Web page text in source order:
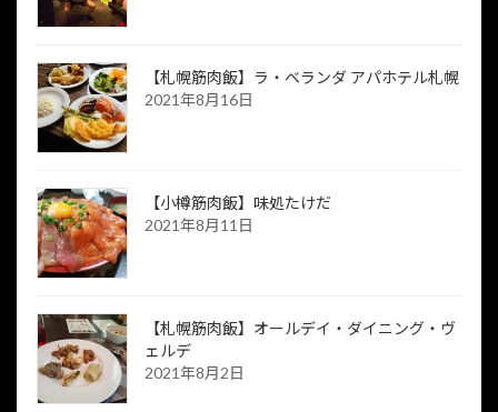
【札幌筋肉飯】ラ・ベランダ アパホテル札幌
2021年8月16日
【小樽筋肉飯】味処たけだ
2021年8月11日
【札幌筋肉飯】オールデイ・ダイニング・ヴ
ェルデ
2021年8月2日